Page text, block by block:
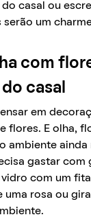
casal ou
um
com
casal
em
flores. E olha,
ambiente ainda
gastar com
com um
uma rosa ou